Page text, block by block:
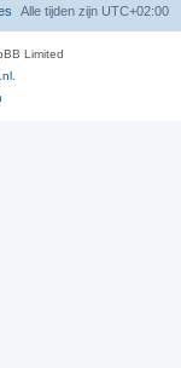
Alle tijden zijn UTC+02:00
Limited